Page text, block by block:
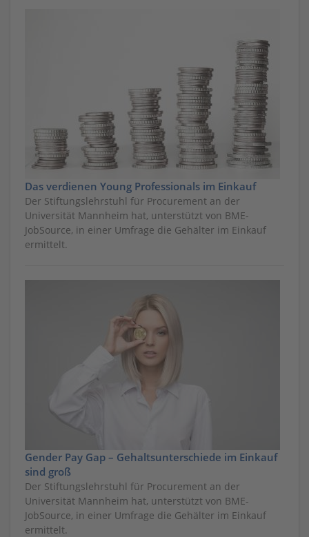
Das verdienen Young Professionals im Einkauf
Der Stiftungslehrstuhl für Procurement an der
Universität Mannheim hat, unterstützt von BME-
JobSource, in einer Umfrage die Gehälter im Einkauf
ermittelt.
Gender Pay Gap – Gehaltsunterschiede im Einkauf
sind groß
Der Stiftungslehrstuhl für Procurement an der
Universität Mannheim hat, unterstützt von BME-
JobSource, in einer Umfrage die Gehälter im Einkauf
ermittelt.